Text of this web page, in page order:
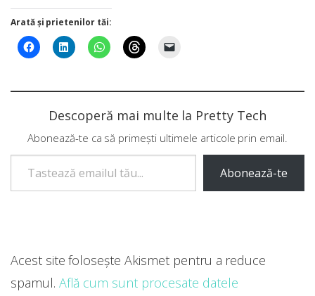
Arată și prietenilor tăi:
Descoperă mai multe la Pretty Tech
Abonează-te ca să primești ultimele articole prin email.
Tastează emailul tău...
Abonează-te
Acest site folosește Akismet pentru a reduce
spamul. Află cum sunt procesate datele